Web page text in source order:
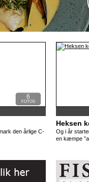
6
FOTOS
den årlige C-
Heksen
Og i år
en kæmpe